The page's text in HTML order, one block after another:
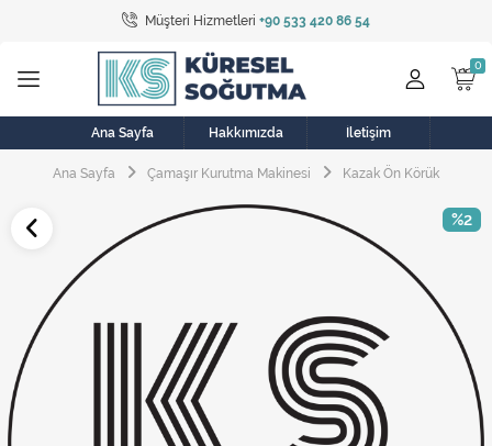
Müşteri Hizmetleri +90 533 420 86 54
Tüm Kategoriler
Bulaşık Makinesi
Buzdolabı
Çamaşır Kurutma Makinesi
Elektrikli Aksamlar
Elektrikli Süpürge
Fan
Ana Sayfa Hakkımızda İletişim
Ana Sayfa Çamaşır Kurutma Makinesi Kazak Ön Körük
%2